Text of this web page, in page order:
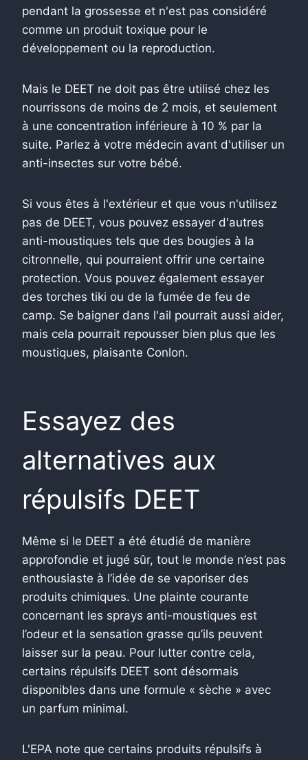
pendant la grossesse et n'est pas considéré
comme un produit toxique pour le
développement ou la reproduction.
Mais le DEET ne doit pas être utilisé chez les
nourrissons de moins de 2 mois, et seulement
à une concentration inférieure à 10 % par la
suite. Parlez à votre médecin avant d'utiliser un
anti-insectes sur votre bébé.
Si vous êtes à l'extérieur et que vous n'utilisez
pas de DEET, vous pouvez essayer d'autres
anti-moustiques tels que des bougies à la
citronnelle, qui pourraient offrir une certaine
protection. Vous pouvez également essayer
des torches tiki ou de la fumée de feu de
camp. Se baigner dans l'ail pourrait aussi aider,
mais cela pourrait repousser bien plus que les
moustiques, plaisante Conlon.
Essayez des
alternatives aux
répulsifs DEET
Même si le DEET a été étudié de manière
approfondie et jugé sûr, tout le monde n’est pas
enthousiaste à l’idée de se vaporiser des
produits chimiques. Une plainte courante
concernant les sprays anti-moustiques est
l’odeur et la sensation grasse qu’ils peuvent
laisser sur la peau. Pour lutter contre cela,
certains répulsifs DEET sont désormais
disponibles dans une formule « sèche » avec
un parfum minimal.
L'EPA note que certains produits répulsifs à